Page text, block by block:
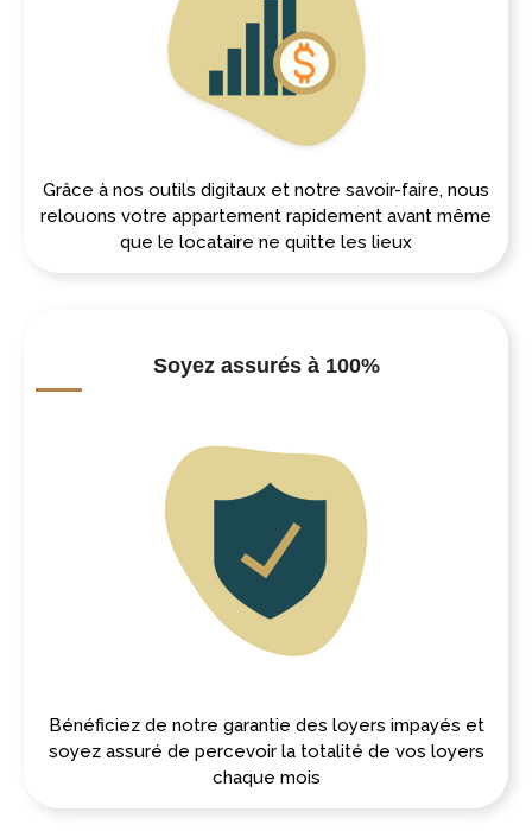
Grâce à nos outils digitaux et notre savoir-faire, nous
relouons votre appartement rapidement avant même
que le locataire ne quitte les lieux
Soyez assurés à 100%
Bénéficiez de notre garantie des loyers impayés et
soyez assuré de percevoir la totalité de vos loyers
chaque mois